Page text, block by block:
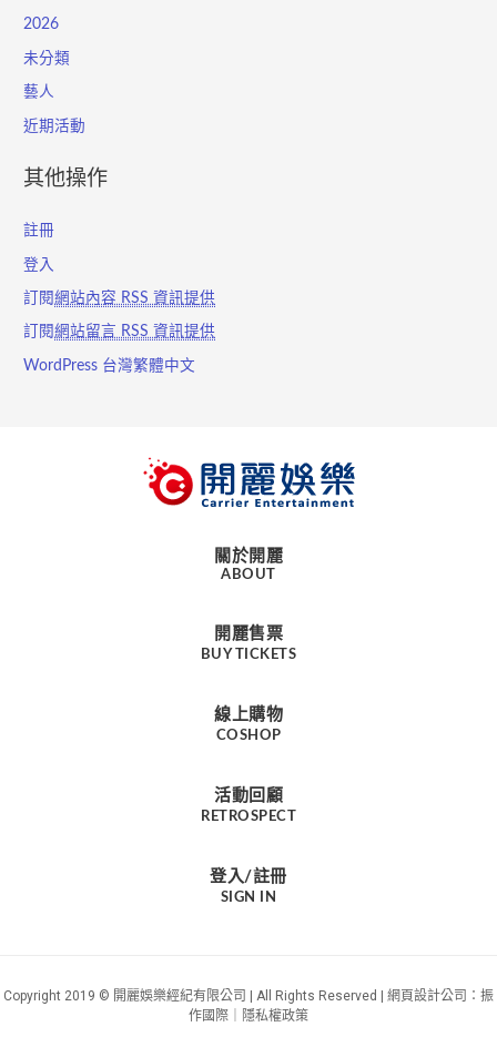
2026
未分類
藝人
近期活動
其他操作
註冊
登入
訂閱網站內容 RSS 資訊提供
訂閱網站留言 RSS 資訊提供
WordPress 台灣繁體中文
關於開麗
ABOUT
開麗售票
BUY TICKETS
線上購物
COSHOP
活動回顧
RETROSPECT
登入/註冊
SIGN IN
Copyright 2019 © 開麗娛樂經紀有限公司 | All Rights Reserved | 網頁設計公司
：振
作國際｜
隱私權政策